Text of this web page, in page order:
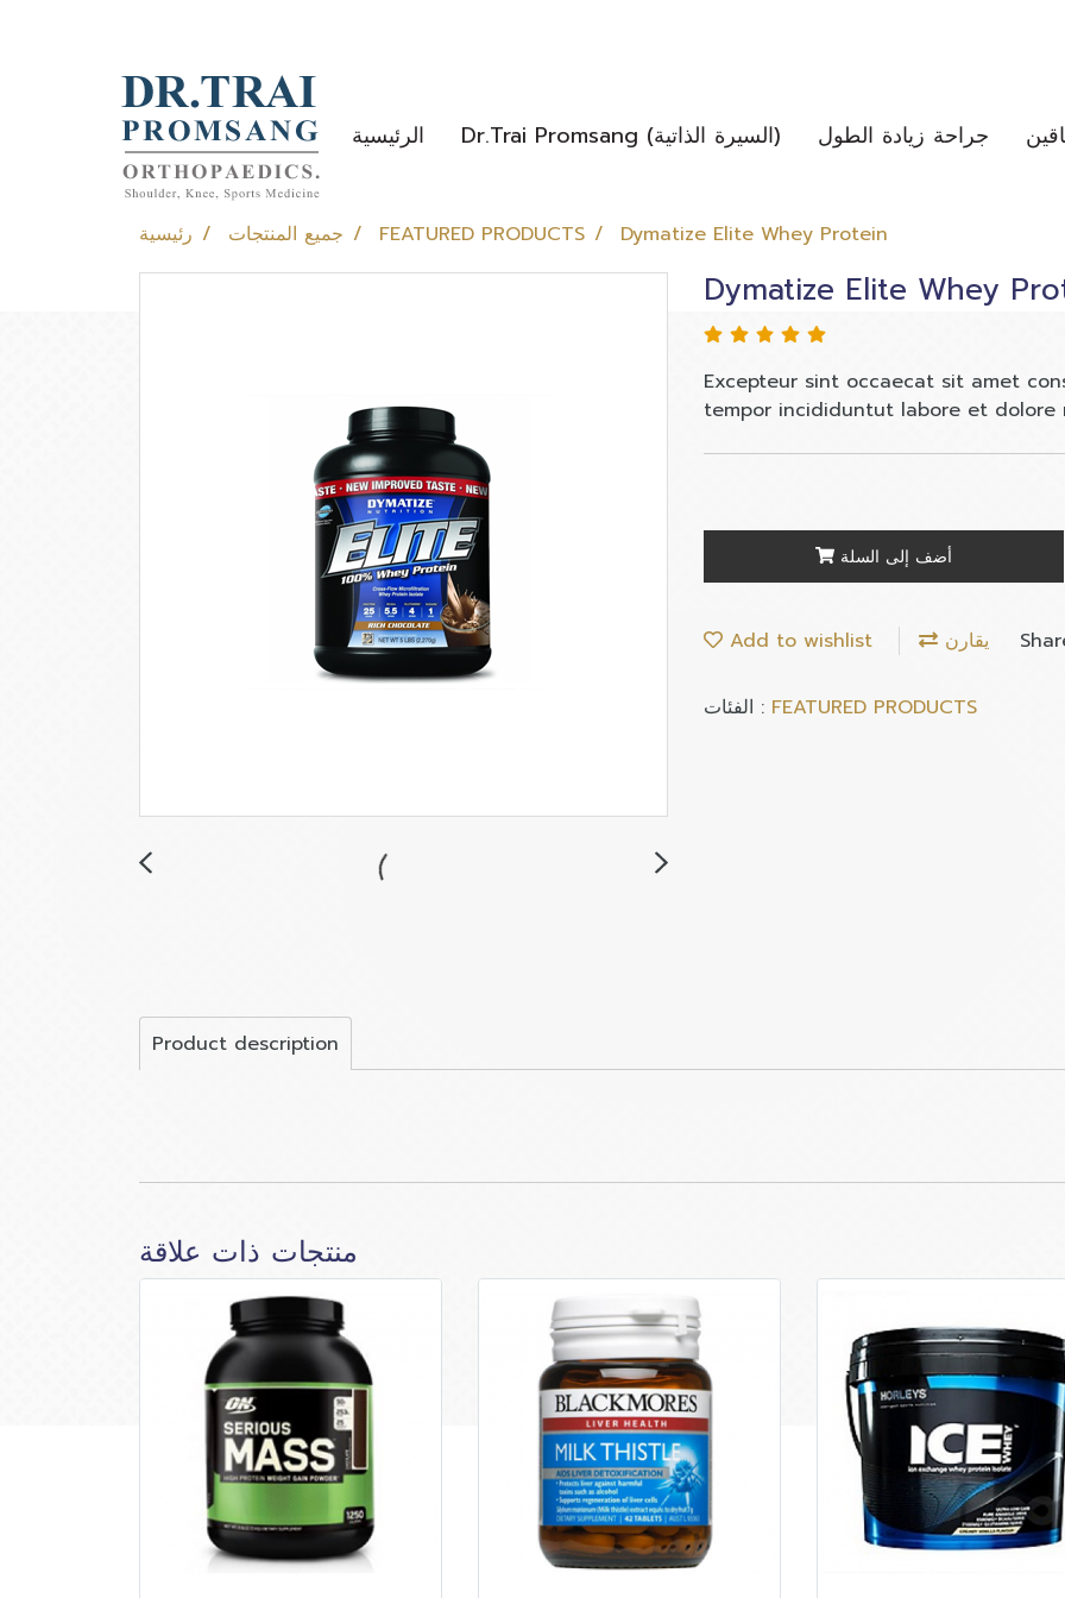
الرئيسية Dr.Trai Promsang (السيرة الذاتية) جراحة زيادة الطول
رئيسية جميع المنتجات FEATURED PRODUCTS Dymatize Elite Whey Protein
Dymatize Elite Whey
Excepteur sint occaecat sit amet
tempor incididuntut labore et dolore
أضف إلى السلة
Add to wishlist يقارن
الفئات : FEATURED PRODUCTS
Product description
منتجات ذات علاقة